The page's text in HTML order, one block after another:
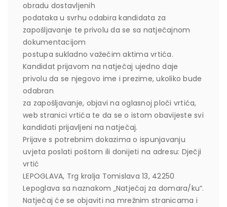
obradu dostavljenih
podataka u svrhu odabira kandidata za
zapošljavanje te privolu da se sa natječajnom
dokumentacijom
postupa sukladno važećim aktima vrtića.
Kandidat prijavom na natječaj ujedno daje
privolu da se njegovo ime i prezime, ukoliko bude
odabran
za zapošljavanje, objavi na oglasnoj ploči vrtića,
web stranici vrtića te da se o istom obavijeste svi
kandidati prijavljeni na natječaj.
Prijave s potrebnim dokazima o ispunjavanju
uvjeta poslati poštom ili donijeti na adresu: Dječji
vrtić
LEPOGLAVA, Trg kralja Tomislava 13, 42250
Lepoglava sa naznakom „Natječaj za domara/ku“.
Natječaj će se objaviti na mrežnim stranicama i